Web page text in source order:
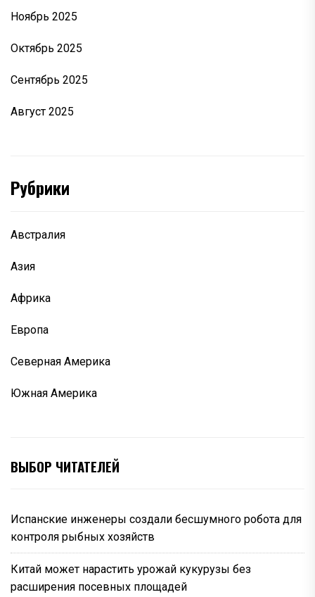
Ноябрь 2025
Октябрь 2025
Сентябрь 2025
Август 2025
Рубрики
Австралия
Азия
Африка
Европа
Северная Америка
Южная Америка
ВЫБОР ЧИТАТЕЛЕЙ
Испанские инженеры создали бесшумного робота для
контроля рыбных хозяйств
Китай может нарастить урожай кукурузы без
расширения посевных площадей